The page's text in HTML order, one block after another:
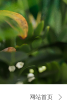
网站首页 ꄲ